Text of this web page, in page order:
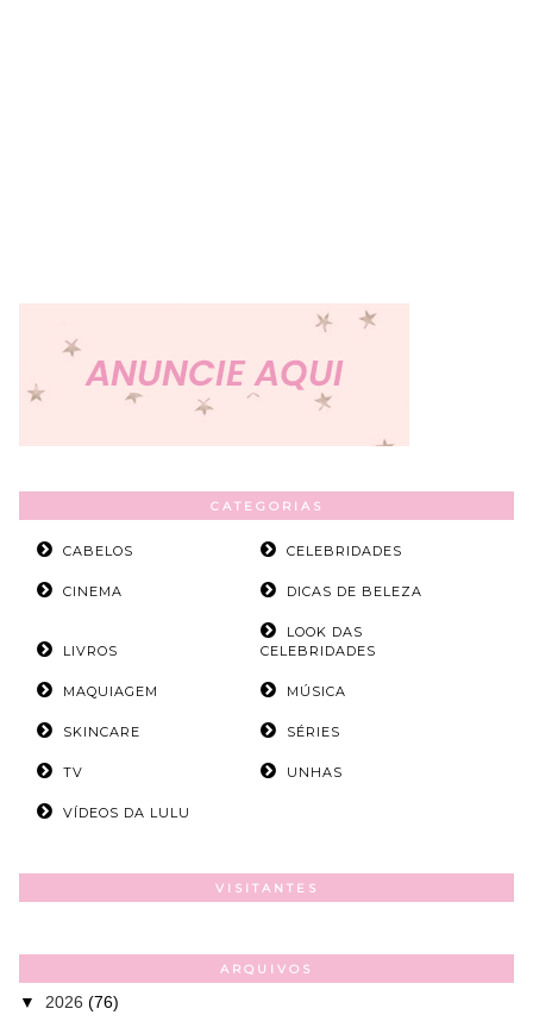
CATEGORIAS
CABELOS CELEBRIDADES
CINEMA DICAS DE BELEZA
LIVROS
LOOK DAS
CELEBRIDADES
MAQUIAGEM MÚSICA
SKINCARE SÉRIES
TV UNHAS
VÍDEOS DA LULU
VISITANTES
ARQUIVOS
▼ 2026 (76)